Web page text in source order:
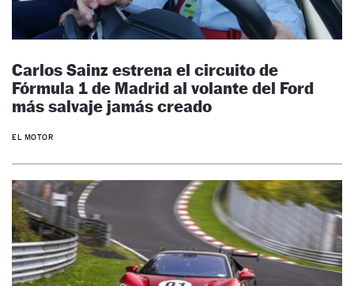
Carlos Sainz estrena el circuito de
Fórmula 1 de Madrid al volante del Ford
más salvaje jamás creado
EL MOTOR